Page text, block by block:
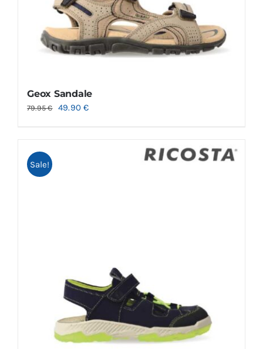
Geox Sandale
79.95€ 49.90€
Sale!